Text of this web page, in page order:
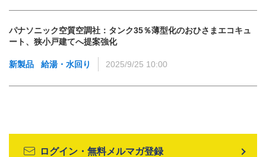
パナソニック空質空調社：タンク35％薄型化のおひさまエコキュ
ート、狭小戸建てへ提案強化
新製品 給湯・水回り 2025/9/25 10:00
ログイン・無料メルマガ登録